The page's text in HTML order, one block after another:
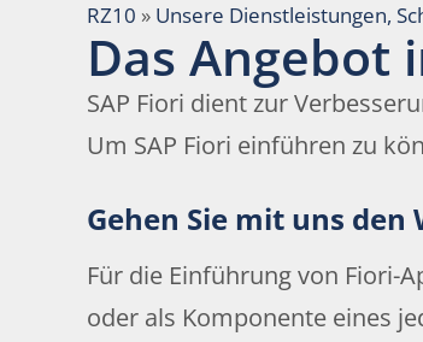
RZ10 » Unsere Dienstleistungen,
Das Angebot
SAP Fiori dient zur
Um SAP Fiori einführen zu
Gehen Sie mit uns den
Für die Einführung von Fiori-
oder als Komponente eines